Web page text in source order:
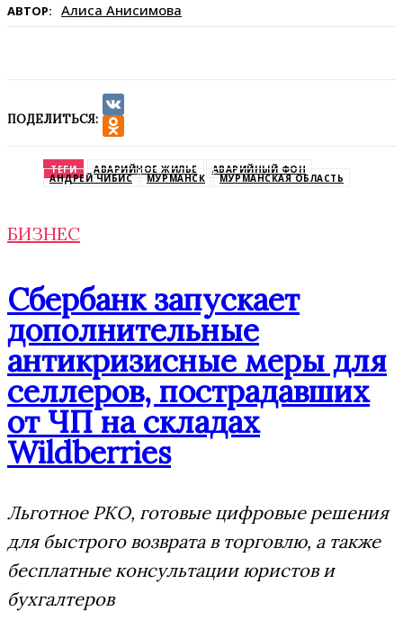
АВТОР: Алиса Анисимова
ПОДЕЛИТЬСЯ:
VK
ТЕГИ АВАРИЙНОЕ ЖИЛЬЕ АВАРИЙНЫЙ ФОН
АНДРЕЙ ЧИБИС МУРМАНСК МУРМАНСКАЯ ОБЛАСТЬ
БИЗНЕС
Сбербанк запускает
дополнительные
антикризисные меры для
селлеров, пострадавших
от ЧП на складах
Wildberries
Льготное РКО, готовые цифровые решения
для быстрого возврата в торговлю, а также
бесплатные консультации юристов и
бухгалтеров